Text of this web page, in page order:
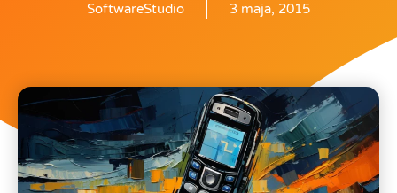
SoftwareStudio 3 maja, 2015